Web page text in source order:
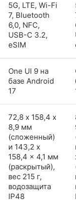
5G, LTE, Wi-Fi
7, Bluetooth
6,0, NFC,
USB-C 3.2,
eSIM
One UI 9 на
базе Android
17
72,8 х 158,4 х
8,9 мм
(сложенный)
и 143,2 x
158,4 x 4,1 мм
(раскрытый),
вес 215 г,
водозащита
IP48